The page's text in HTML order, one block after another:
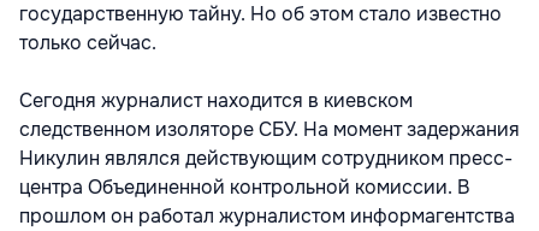
государственную тайну. Но об этом стало известно
только сейчас.
Сегодня журналист находится в киевском
следственном изоляторе СБУ. На момент задержания
Никулин являлся действующим сотрудником пресс-
центра Объединенной контрольной комиссии. В
прошлом он работал журналистом информагентства